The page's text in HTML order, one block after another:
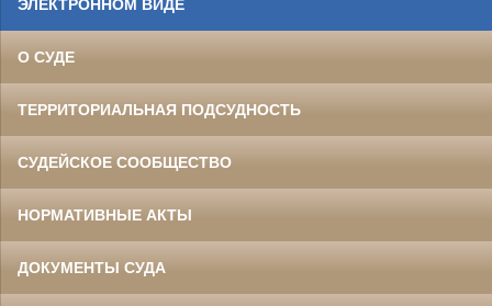
ЭЛЕКТРОННОМ ВИДЕ
О СУДЕ
ТЕРРИТОРИАЛЬНАЯ ПОДСУДНОСТЬ
СУДЕЙСКОЕ СООБЩЕСТВО
НОРМАТИВНЫЕ АКТЫ
ДОКУМЕНТЫ СУДА